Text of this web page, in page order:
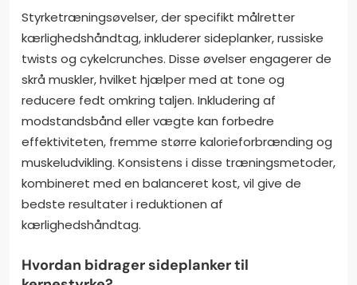
Styrketræningsøvelser, der specifikt målretter
kærlighedshåndtag, inkluderer sideplanker, russiske
twists og cykelcrunches. Disse øvelser engagerer de
skrå muskler, hvilket hjælper med at tone og
reducere fedt omkring taljen. Inkludering af
modstandsbånd eller vægte kan forbedre
effektiviteten, fremme større kalorieforbrænding og
muskeludvikling. Konsistens i disse træningsmetoder,
kombineret med en balanceret kost, vil give de
bedste resultater i reduktionen af
kærlighedshåndtag.
Hvordan bidrager sideplanker til